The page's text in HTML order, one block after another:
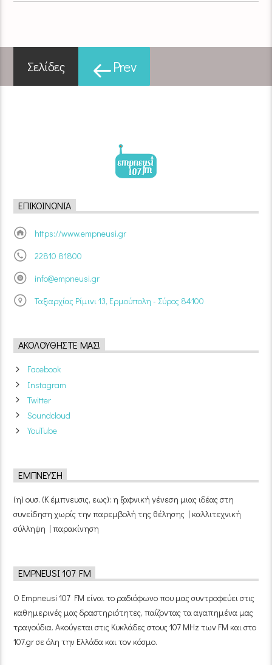
Σελίδες Prev
ΕΠΙΚΟΙΝΩΝΊΑ
https://www.empneusi.gr
22810 81800
info@empneusi.gr
Ταξιαρχίας Ρίμινι 13, Ερμούπολη - Σύρος 84100
ΑΚΟΛΟΥΘΉΣΤΕ ΜΑΣ!
Facebook
Instagram
Twitter
Soundcloud
YouTube
ΈΜΠΝΕΥΣΗ
(η) ουσ. (Κ έμπνευσις, εως): η ξαφνική γένεση μιας ιδέας στη
συνείδηση χωρίς την παρεμβολή της θέλησης | καλλιτεχνική
σύλληψη | παρακίνηση
EMPNEUSI 107 FM
Ο Empneusi 107 FM είναι το ραδιόφωνο που μας συντροφεύει στις
καθημερινές μας δραστηριότητες, παίζοντας τα αγαπημένα μας
τραγούδια. Ακούγεται στις Κυκλάδες στους 107 MHz των FM και στο
107.gr σε όλη την Ελλάδα και τον κόσμο.